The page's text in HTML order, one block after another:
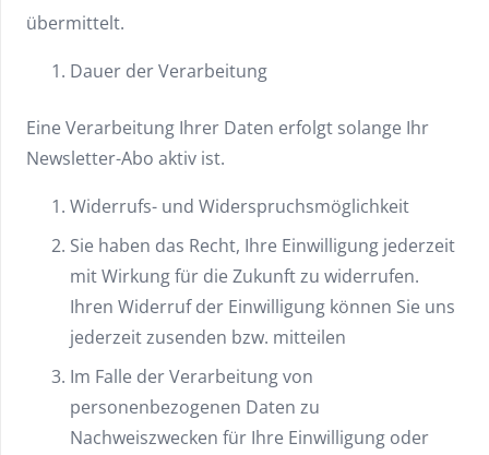
übermittelt.
Dauer der Verarbeitung
Eine Verarbeitung Ihrer Daten erfolgt solange Ihr
Newsletter-Abo aktiv ist.
Widerrufs- und Widerspruchsmöglichkeit
Sie haben das Recht, Ihre Einwilligung jederzeit
mit Wirkung für die Zukunft zu widerrufen.
Ihren Widerruf der Einwilligung können Sie uns
jederzeit zusenden bzw. mitteilen
Im Falle der Verarbeitung von
personenbezogenen Daten zu
Nachweiszwecken für Ihre Einwilligung oder